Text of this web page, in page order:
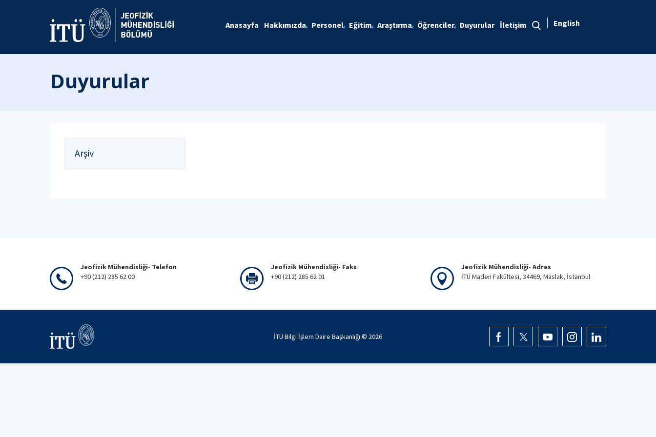
Anasayfa Hakkımızda Personel Eğitim Araştırma Öğrenciler Duyurular İletişim English
Duyurular
Arşiv
Jeofizik Mühendisliği- Telefon
+90 (212) 285 62 00
Jeofizik Mühendisliği- Faks
+90 (212) 285 62 01
Jeofizik Mühendisliği- Adres
İTÜ Maden Fakültesi, 34469, Maslak, İstanbul
İTÜ Bilgi İşlem Daire Başkanlığı © 2026